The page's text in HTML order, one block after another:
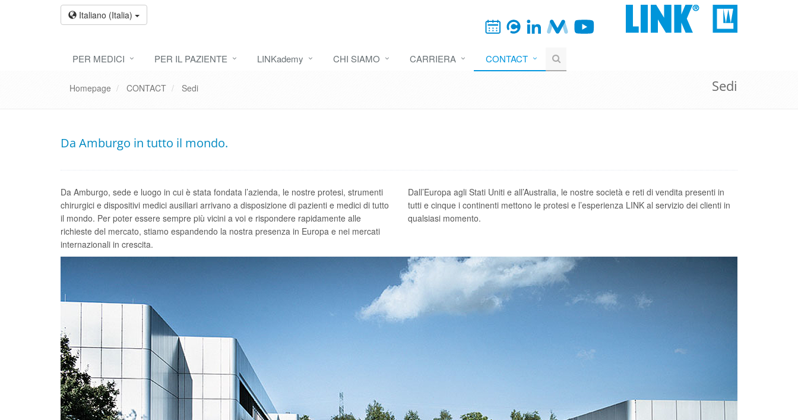
Italiano (Italia)
PER MEDICI PER IL PAZIENTE LINKademy CHI SIAMO CARRIERA CONTACT
Homepage CONTACT Sedi Sedi
Da Amburgo in tutto il mondo.
Da Amburgo, sede e luogo in cui è stata fondata l’azienda, le nostre protesi, strumenti
chirurgici e dispositivi medici ausiliari arrivano a disposizione di pazienti e medici di tutto
il mondo. Per poter essere sempre più vicini a voi e rispondere rapidamente alle
richieste del mercato, stiamo espandendo la nostra presenza in Europa e nei mercati
internazionali in crescita.
Dall’Europa agli Stati Uniti e all’Australia, le nostre società e reti di vendita presenti in
tutti e cinque i continenti mettono le protesi e l’esperienza LINK al servizio dei clienti in
qualsiasi momento.